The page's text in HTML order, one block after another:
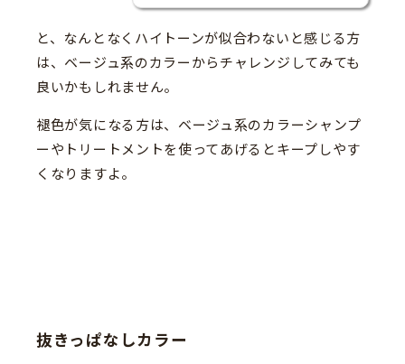
と、なんとなくハイトーンが似合わないと感じる方
は、ベージュ系のカラーからチャレンジしてみても
良いかもしれません。
褪色が気になる方は、ベージュ系のカラーシャンプ
ーやトリートメントを使ってあげるとキープしやす
くなりますよ。
抜きっぱなしカラー